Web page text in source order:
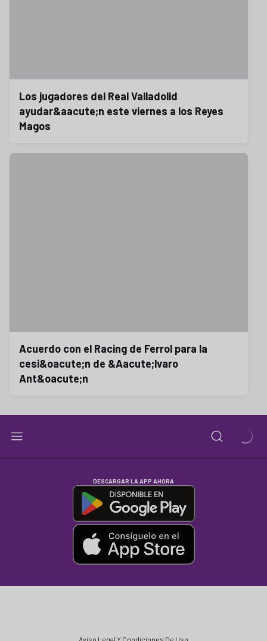
Los jugadores del Real Valladolid
ayudar&aacute;n este viernes a los Reyes
Magos
Acuerdo con el Racing de Ferrol para la
cesi&oacute;n de &Aacute;lvaro
Ant&oacute;n
DESCARGAR LA APP AHORA